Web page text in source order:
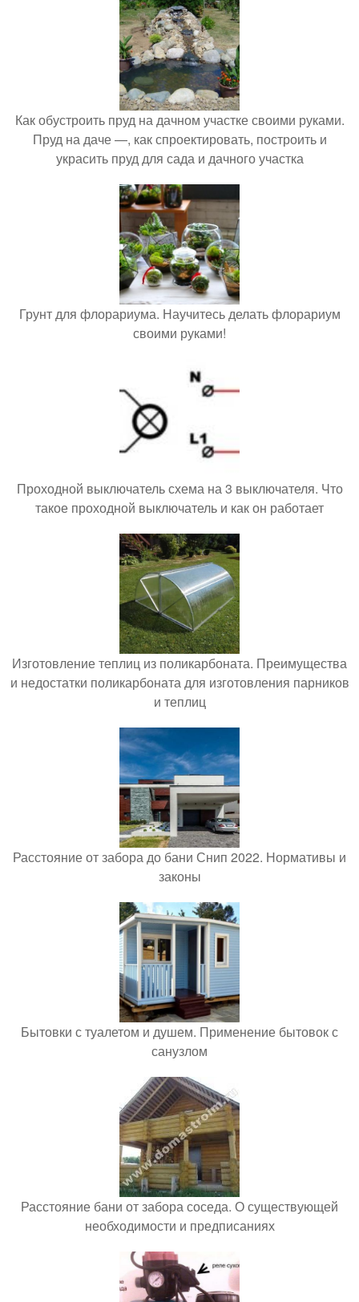
Как обустроить пруд на дачном участке своими руками.
Пруд на даче —, как спроектировать, построить и
украсить пруд для сада и дачного участка
Грунт для флорариума. Научитесь делать флорариум
своими руками!
Проходной выключатель схема на 3 выключателя. Что
такое проходной выключатель и как он работает
Изготовление теплиц из поликарбоната. Преимущества
и недостатки поликарбоната для изготовления парников
и теплиц
Расстояние от забора до бани Снип 2022. Нормативы и
законы
Бытовки с туалетом и душем. Применение бытовок с
санузлом
Расстояние бани от забора соседа. О существующей
необходимости и предписаниях